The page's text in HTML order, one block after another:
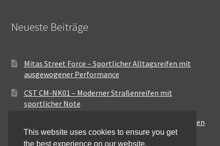
Neueste Beiträge
Mitas Street Force – Sportlicher Alltagsreifen mit
ausgewogener Performance
CST CM-NK01 – Moderner Straßenreifen mit
sportlicher Note
Maxxis MA-ST3 – Ausgewogener Sport-Touring-Reifen
für vielseitige Einsätze
This website uses cookies to ensure you get
the best experience on our website.